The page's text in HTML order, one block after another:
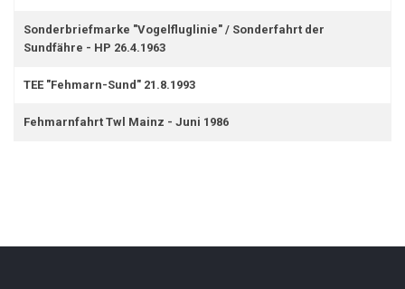
Sonderbriefmarke "Vogelfluglinie" / Sonderfahrt der
Sundfähre - HP 26.4.1963
TEE "Fehmarn-Sund" 21.8.1993
Fehmarnfahrt Twl Mainz - Juni 1986